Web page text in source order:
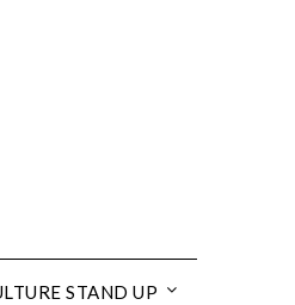
STAND UP